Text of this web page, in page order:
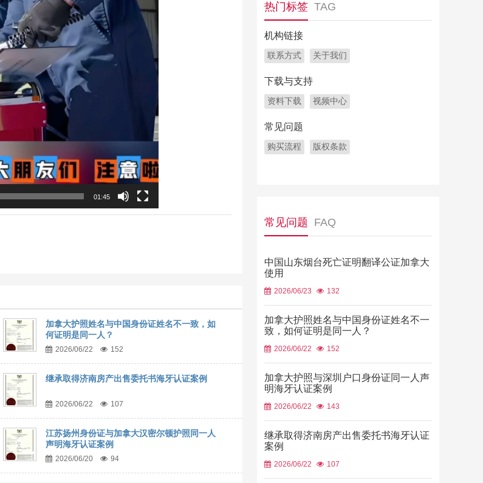
01:45
加拿大护照姓名与中国身份证姓名不一致，如
何证明是同一人？
2026/06/22 152
继承取得济南房产出售委托书海牙认证案例
2026/06/22 107
江苏扬州身份证与加拿大汉密尔顿护照同一人
声明海牙认证案例
2026/06/20 94
热门标签 TAG
机构链接
联系方式 关于我们
下载与支持
资料下载 视频中心
常见问题
购买流程 版权条款
常见问题 FAQ
中国山东烟台死亡证明翻译公证加拿大
使用
2026/06/23 132
加拿大护照姓名与中国身份证姓名不一
致，如何证明是同一人？
2026/06/22 152
加拿大护照与深圳户口身份证同一人声
明海牙认证案例
2026/06/22 143
继承取得济南房产出售委托书海牙认证
案例
2026/06/22 107